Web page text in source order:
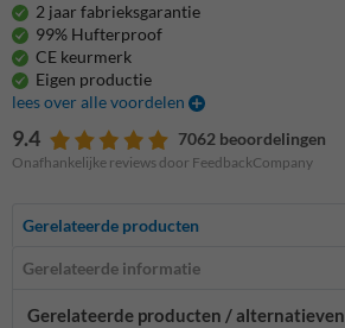
2 jaar fabrieksgarantie
99% Hufterproof
CE keurmerk
Eigen productie
lees over alle voordelen
9.4 7062 beoordelingen
Onafhankelijke reviews door FeedbackCompany
Gerelateerde producten
Gerelateerde informatie
Gerelateerde producten / alternatieven